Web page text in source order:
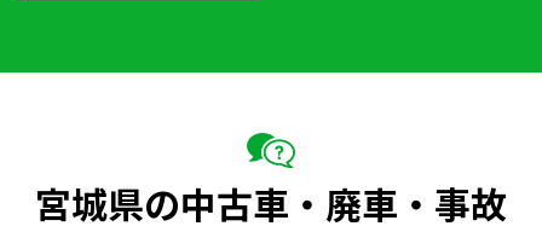
宮城県の中古車・廃車・事故